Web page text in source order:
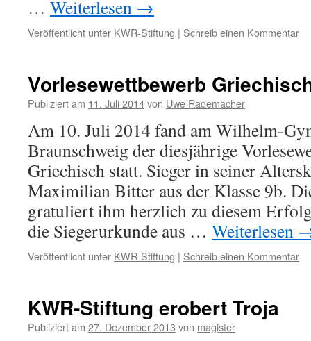
… Weiterlesen →
Veröffentlicht unter KWR-Stiftung | Schreib einen Kommentar
Vorlesewettbewerb
Publiziert am 11. Juli 2014von Uwe Rademacher
Am 10. Juli 2014 fand am Wilhelm-
Braunschweig der diesjährige
Griechisch statt. Sieger in seiner
Maximilian Bitter aus der Klasse 9b.
gratuliert ihm herzlich zu diesem
die Siegerurkunde aus … Weiterlesen
Veröffentlicht unter KWR-Stiftung | Schreib einen Kommentar
KWR-Stiftung erobert Troja
Publiziert am 27. Dezember 2013 von magister